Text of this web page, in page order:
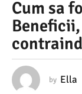
2
0
.
Cum sa
by Ella